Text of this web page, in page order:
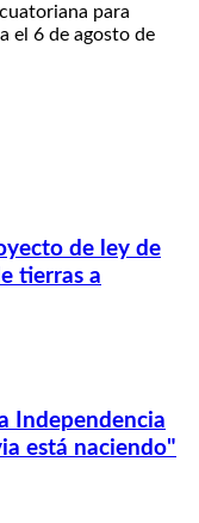
para
el 6 de agosto de
de ley de
tierras a
Independencia
está naciendo"